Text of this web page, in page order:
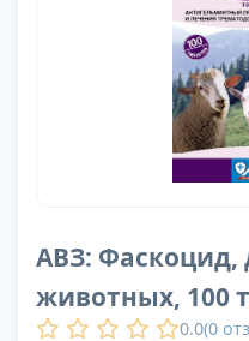
АВЗ:
животных, 100
0.0(0